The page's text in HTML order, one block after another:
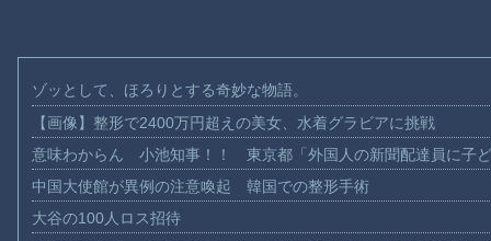
ゾッとして、ほろりとする奇妙な物語。
【画像】整形で2400万円超えの美女、水着グラビアに挑戦
意味わからん 小池知事！！ 東京都「外国人の新聞配達員に子
中国大使館が異例の注意喚起 韓国での整形手術
大谷の100人ロス招待